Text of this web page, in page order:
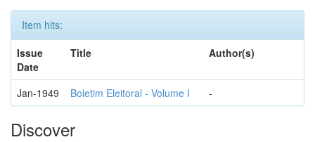
Item hits:
Issue
Date
Title Author(s)
Jan-1949 Boletim Eleitoral - Volume I -
Discover